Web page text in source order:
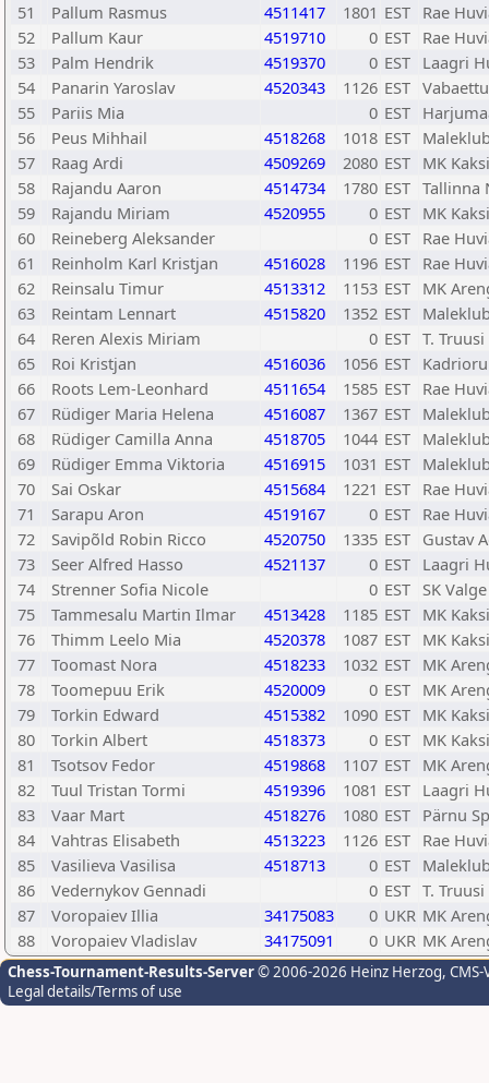
51
Pallum Rasmus 4511417 1801 EST Rae
52
Pallum Kaur 4519710 0 EST Rae
53
Palm Hendrik 4519370 0 EST Laagri
54
Panarin Yaroslav 4520343 1126 EST
55
Pariis Mia 0 EST
56
Peus Mihhail 4518268 1018 EST
57
Raag Ardi 4509269 2080 EST MK
58
Rajandu Aaron 4514734 1780 EST Tallinna
59
Rajandu Miriam 4520955 0 EST MK
60
Reineberg Aleksander 0 EST Rae
61
Reinholm Karl Kristjan 4516028 1196 EST Rae
62
Reinsalu Timur 4513312 1153 EST MK
63
Reintam Lennart 4515820 1352 EST
64
Reren Alexis Miriam 0 EST T. Truusi
65
Roi Kristjan 4516036 1056 EST
66
Roots Lem-Leonhard 4511654 1585 EST Rae
67
Rüdiger Maria Helena 4516087 1367 EST
68
Rüdiger Camilla Anna 4518705 1044 EST
69
Rüdiger Emma Viktoria 4516915 1031 EST
70
Sai Oskar 4515684 1221 EST Rae
71
Sarapu Aron 4519167 0 EST Rae
72
Savipõld Robin Ricco 4520750 1335 EST Gustav
73
Seer Alfred Hasso 4521137 0 EST Laagri
74
Strenner Sofia Nicole 0 EST SK
75
Tammesalu Martin Ilmar 4513428 1185 EST MK
76
Thimm Leelo Mia 4520378 1087 EST MK
77
Toomast Nora 4518233 1032 EST MK
78
Toomepuu Erik 4520009 0 EST MK
79
Torkin Edward 4515382 1090 EST MK
80
Torkin Albert 4518373 0 EST MK
81
Tsotsov Fedor 4519868 1107 EST MK
82
Tuul Tristan Tormi 4519396 1081 EST Laagri
83
Vaar Mart 4518276 1080 EST Pärnu
84
Vahtras Elisabeth 4513223 1126 EST Rae
85
Vasilieva Vasilisa 4518713 0 EST
86
Vedernykov Gennadi 0 EST T. Truusi
87
Voropaiev Illia 34175083 0 UKR MK
88
Voropaiev Vladislav 34175091 0 UKR MK
Chess-Tournament-Results-Server© 2006-2026 Heinz Herzog,
Legal details/Terms of use